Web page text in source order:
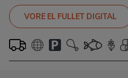
VORE EL FULLET DIGITAL